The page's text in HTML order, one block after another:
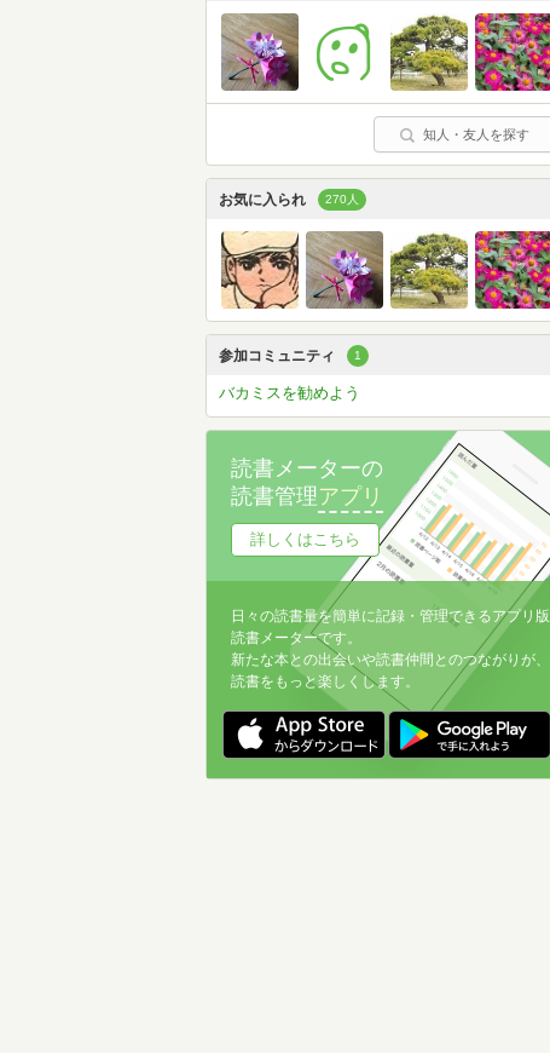
知人・友人を探す
お気に入られ 270人
参加コミュニティ 1
バカミスを勧めよう
読書メーターの
読書管理アプリ
詳しくはこちら
日々の読書量を簡単に記録・管理できるアプリ版
読書メーターです。
新たな本との出会いや読書仲間とのつながりが、
読書をもっと楽しくします。